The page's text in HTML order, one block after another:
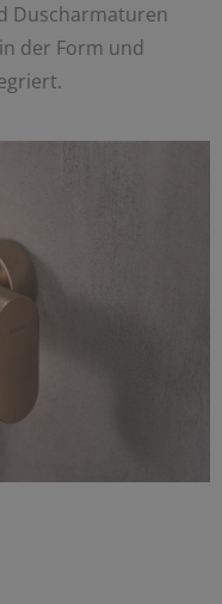
Duscharmaturen
der Form und